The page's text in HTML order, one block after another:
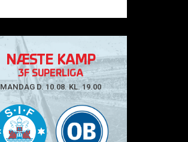
NÆSTE KAMP
3F SUPERLIGA
MANDAG D. 10.08. KL. 19.00